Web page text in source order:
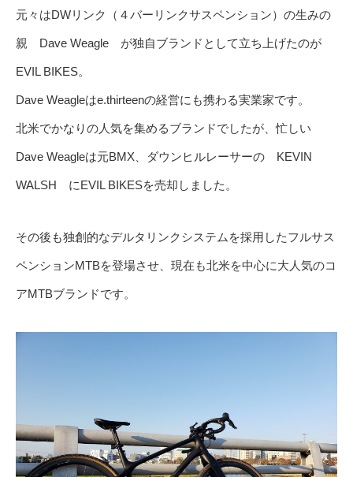
元々はDWリンク（４バーリンクサスペンション）の生みの
親 Dave Weagle が独自ブランドとして立ち上げたのが
EVIL BIKES。
Dave Weagleはe.thirteenの経営にも携わる実業家です。
北米でかなりの人気を集めるブランドでしたが、忙しい
Dave Weagleは元BMX、ダウンヒルレーサーの KEVIN
WALSH にEVIL BIKESを売却しました。
その後も独創的なデルタリンクシステムを採用したフルサス
ペンションMTBを登場させ、現在も北米を中心に大人気のコ
アMTBブランドです。